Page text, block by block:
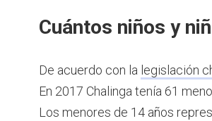
Cuántos niños y
De acuerdo con la legislación
En 2017 Chalinga tenía 61
Los menores de 14 años